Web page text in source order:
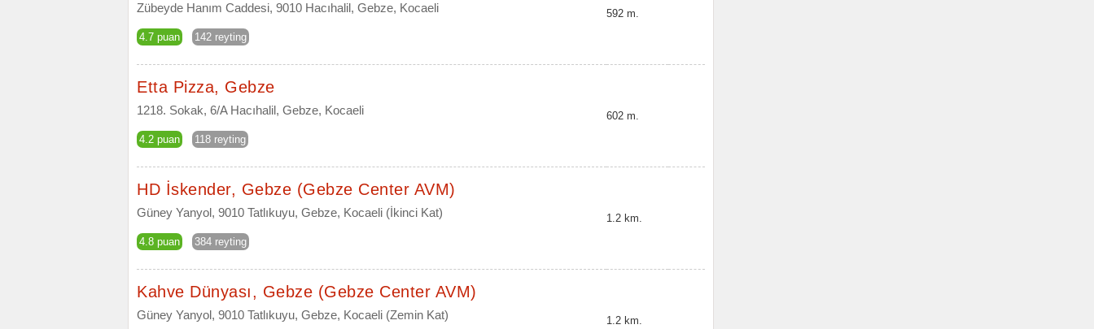
Zübeyde Hanım Caddesi, 9010 Hacıhalil, Gebze, Kocaeli
4.7 puan 142 reyting
592 m.
Etta Pizza, Gebze
1218. Sokak, 6/A Hacıhalil, Gebze, Kocaeli
4.2 puan 118 reyting
602 m.
HD İskender, Gebze (Gebze Center AVM)
Güney Yanyol, 9010 Tatlıkuyu, Gebze, Kocaeli (İkinci Kat)
4.8 puan 384 reyting
1.2 km.
Kahve Dünyası, Gebze (Gebze Center AVM)
Güney Yanyol, 9010 Tatlıkuyu, Gebze, Kocaeli (Zemin Kat) 1.2 km.